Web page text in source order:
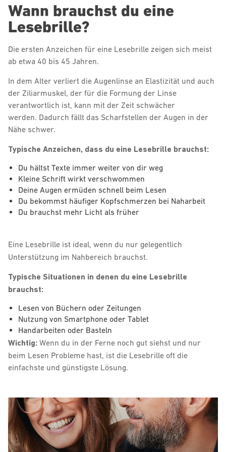
Wann brauchst du eine
Lesebrille?
Die ersten Anzeichen für eine Lesebrille zeigen sich meist
ab etwa 40 bis 45 Jahren.
In dem Alter verliert die Augenlinse an Elastizität und auch
der Ziliarmuskel, der für die Formung der Linse
verantwortlich ist, kann mit der Zeit schwächer
werden. Dadurch fällt das Scharfstellen der Augen in der
Nähe schwer.
Typische Anzeichen, dass du eine Lesebrille brauchst:
Du hältst Texte immer weiter von dir weg
Kleine Schrift wirkt verschwommen
Deine Augen ermüden schnell beim Lesen
Du bekommst häufiger Kopfschmerzen bei Naharbeit
Du brauchst mehr Licht als früher
Eine Lesebrille ist ideal, wenn du nur gelegentlich
Unterstützung im Nahbereich brauchst.
Typische Situationen in denen du eine Lesebrille
brauchst:
Lesen von Büchern oder Zeitungen
Nutzung von Smartphone oder Tablet
Handarbeiten oder Basteln
Wichtig: Wenn du in der Ferne noch gut siehst und nur
beim Lesen Probleme hast, ist die Lesebrille oft die
einfachste und günstigste Lösung.